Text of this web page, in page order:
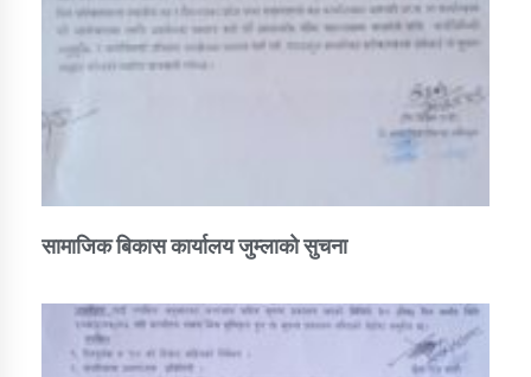
सामाजिक बिकास कार्यालय जुम्लाकाे सुचना